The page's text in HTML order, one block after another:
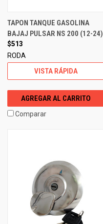
TAPON TANQUE GASOLINA
BAJAJ PULSAR NS 200 (12-24)
$513
RODA
VISTA RÁPIDA
AGREGAR AL CARRITO
Comparar